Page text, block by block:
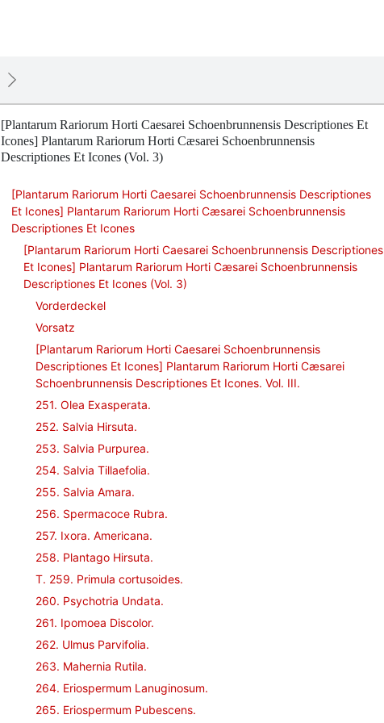
[Plantarum Rariorum Horti Caesarei Schoenbrunnensis Descriptiones Et
Icones] Plantarum Rariorum Horti Cæsarei Schoenbrunnensis
Descriptiones Et Icones (Vol. 3)
[Plantarum Rariorum Horti Caesarei Schoenbrunnensis Descriptiones
Et Icones] Plantarum Rariorum Horti Cæsarei Schoenbrunnensis
Descriptiones Et Icones
[Plantarum Rariorum Horti Caesarei Schoenbrunnensis Descriptiones
Et Icones] Plantarum Rariorum Horti Cæsarei Schoenbrunnensis
Descriptiones Et Icones (Vol. 3)
Vorderdeckel
Vorsatz
[Plantarum Rariorum Horti Caesarei Schoenbrunnensis
Descriptiones Et Icones] Plantarum Rariorum Horti Cæsarei
Schoenbrunnensis Descriptiones Et Icones. Vol. III.
251. Olea Exasperata.
252. Salvia Hirsuta.
253. Salvia Purpurea.
254. Salvia Tillaefolia.
255. Salvia Amara.
256. Spermacoce Rubra.
257. Ixora. Americana.
258. Plantago Hirsuta.
T. 259. Primula cortusoides.
260. Psychotria Undata.
261. Ipomoea Discolor.
262. Ulmus Parvifolia.
263. Mahernia Rutila.
264. Eriospermum Lanuginosum.
265. Eriospermum Pubescens.